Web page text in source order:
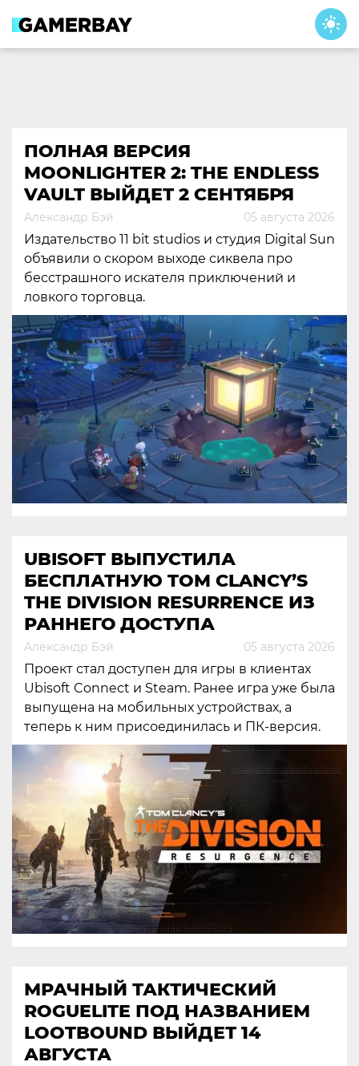
content
ПОЛНАЯ ВЕРСИЯ
MOONLIGHTER 2: THE ENDLESS
VAULT ВЫЙДЕТ 2 СЕНТЯБРЯ
Александр Бэй 05 августа 2026
Издательство 11 bit studios и студия Digital Sun
объявили о скором выходе сиквела про
бесстрашного искателя приключений и
ловкого торговца.
UBISOFT ВЫПУСТИЛА
БЕСПЛАТНУЮ TOM CLANCY’S
THE DIVISION RESURRENCE ИЗ
РАННЕГО ДОСТУПА
Александр Бэй 05 августа 2026
Проект стал доступен для игры в клиентах
Ubisoft Connect и Steam. Ранее игра уже была
выпущена на мобильных устройствах, а
теперь к ним присоединилась и ПК-версия.
МРАЧНЫЙ ТАКТИЧЕСКИЙ
ROGUELITE ПОД НАЗВАНИЕМ
LOOTBOUND ВЫЙДЕТ 14
АВГУСТА